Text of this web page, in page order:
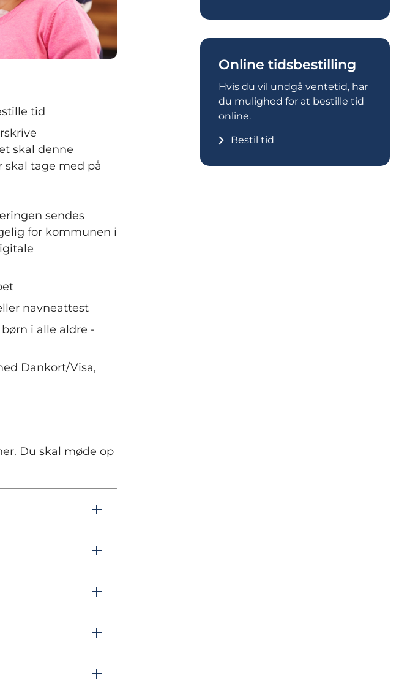
tid
skal denne
tage med på
sendes
for kommunen i
navneattest
i alle aldre -
Dankort/Visa,
Du skal møde op
Online tidsbestilling
Hvis du vil undgå ventetid, har
du mulighed for at bestille tid
online.
Bestil tid